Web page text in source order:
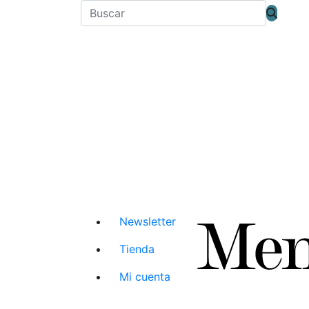
Newsletter
Tienda
Mi cuenta